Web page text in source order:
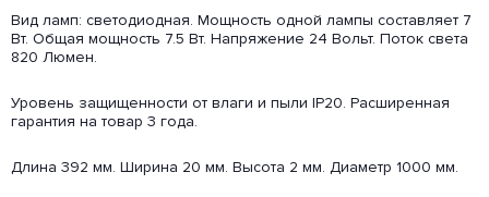
Вид ламп: светодиодная. Мощность одной лампы составляет 7
Вт. Общая мощность 7.5 Вт. Напряжение 24 Вольт. Поток света
820 Люмен.
Уровень защищенности от влаги и пыли IP20. Расширенная
гарантия на товар 3 года.
Длина 392 мм. Ширина 20 мм. Высота 2 мм. Диаметр 1000 мм.